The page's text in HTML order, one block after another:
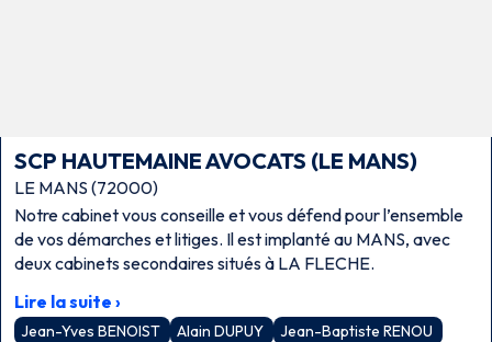
SCP HAUTEMAINE AVOCATS (LE MANS)
LE MANS (72000)
Notre cabinet vous conseille et vous défend pour l’ensemble
de vos démarches et litiges. Il est implanté au MANS, avec
deux cabinets secondaires situés à LA FLECHE.
Lire la suite ›
Jean-Yves BENOIST Alain DUPUY
Jean-Baptiste RENOU